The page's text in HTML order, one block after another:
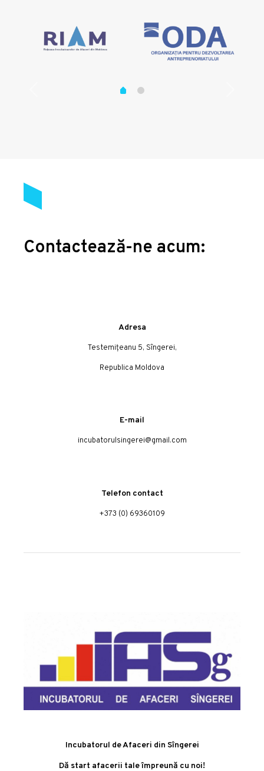
Contactează-ne acum:
Adresa
Testemițeanu 5, Sîngerei,
Republica Moldova
E-mail
incubatorulsingerei@gmail.com
Telefon contact
+373 (0) 69360109
Incubatorul de Afaceri din Sîngerei
Dă start afacerii tale împreună cu noi!